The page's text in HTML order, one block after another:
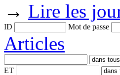
→ Lire les
ID Mot de passe
Articles
ET